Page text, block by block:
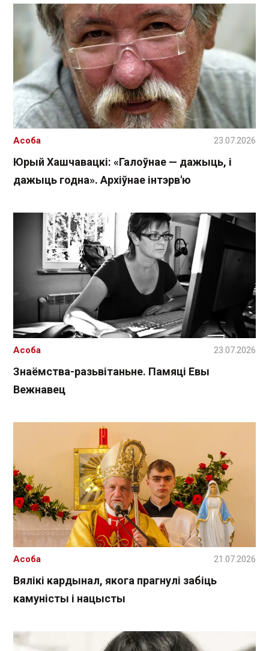
Юрый Хашчавацкі: «Галоўнае — дажыць, і
дажыць годна». Архіўнае інтэрв'ю
Асоба 23.07.2026
Знаёмства-разьвітаньне. Памяці Евы
Вежнавец
Асоба 23.07.2026
Вялікі кардынал, якога прагнулі забіць
камуністы і нацысты
Асоба 21.07.2026